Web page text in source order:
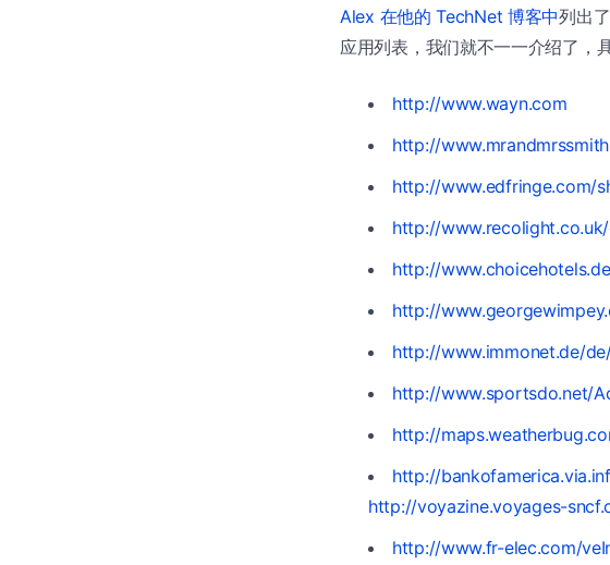
Alex 在他的 TechNet 博客中列出
应用列表，我们就不一一介绍了，
http://www.wayn.com
http://
http://www.edfringe.com/
http://
http://
http://
http://www.immonet.de/
http://www.sportsdo.net/
http://
http://
http://voyazine.voyages-
http://www.fr-elec.com/